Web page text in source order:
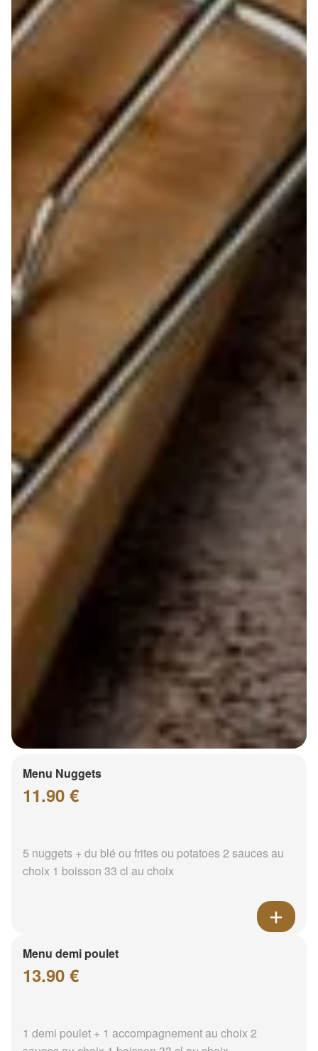
Menu Nuggets
11.90 €
5 nuggets + du blé ou frites ou potatoes 2 sauces au
choix 1 boisson 33 cl au choix
Menu demi poulet
13.90 €
1 demi poulet + 1 accompagnement au choix 2